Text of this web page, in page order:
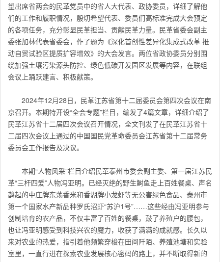
望出席省两会的民革党员中的省人大代表、政协委员，详细了解他
们的工作和履职情况，殷切希望代表、委员们高标准完成大会预定
的各项任务，充分彰显民革担当、贡献民革力量。民革省委会副主
委张加林代表省委会，作了题为《深化首创性差异化集成式改革 推
动自贸试验区提质扩容增效》的大会发言。两位省政协委员分别围
绕加强土壤污染源头防控、绿色低碳开发园区发展等内容，在联组
会议上踊跃建言、积极献策。
2024年12月28日，民革江苏省第十二届委员会第四次会议在南
京召开。本期特开设“全会专题”栏目，编发了4篇文章，详细介绍了
民革江苏省十二届四次会议召开情况，全文刊发了在民革江苏省十
二届四次会议上通过的中国国民党革命委员会江苏省第十二届常务
委员会工作报告及决议。
本期“人物风采”栏目介绍民革泰州市委会副主委、第一届江苏民
革“三杆四爱”人物冯亚明。已经灭绝的野生鲥鱼走上百姓餐桌、声名
鹊起的中庄牌东荡香米和香湖牌小龙虾等无公害绿色食品、泰州市
第一个国家水产新品种罗氏沼虾“苏沪1号”……这些经由冯亚明参与
创制培育的农产品，不仅丰富了百姓的餐桌，鼓了养殖户的腰包，
也让冯亚明感受到科技兴农的魔力，收获了满满的成就感。长久以
来对农业的热爱，指引着他频繁穿梭在田间阡陌、养殖池塘和实验
室里，一直行进在探索农业发展核心密码的路上，并不断取得新的